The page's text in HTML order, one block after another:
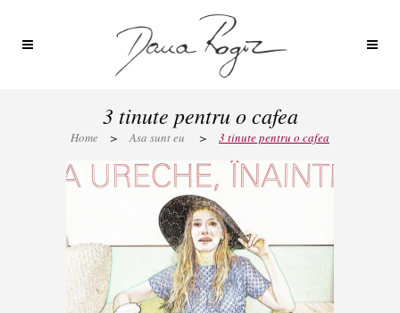
3 tinute pentru o cafea
Home > Asa sunt eu > 3 tinute pentru o cafea